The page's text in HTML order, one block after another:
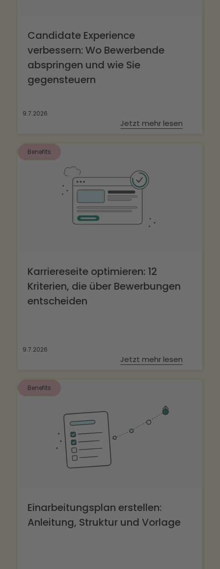
Candidate Experience
verbessern: Wo Bewerbende
abspringen und wie Sie
gegensteuern
9.7.2026
Jetzt mehr lesen
Benefits
Karriereseite optimieren: 12
Kriterien, die über Bewerbungen
entscheiden
9.7.2026
Jetzt mehr lesen
Benefits
Einarbeitungsplan erstellen:
Anleitung, Struktur und Vorlage